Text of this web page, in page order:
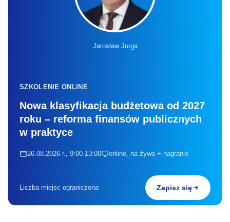
Jarosław Jurga
SZKOLENIE ONLINE
Nowa klasyfikacja budżetowa od 2027
roku – reforma finansów publicznych
w praktyce
26.08.2026 r., 9:00-13:00 online, na żywo + nagranie
Liczba miejsc ograniczona Zapisz się